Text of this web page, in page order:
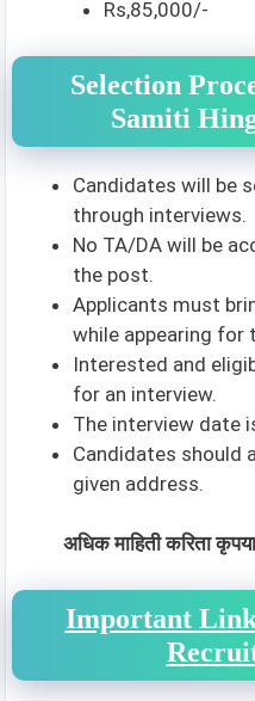
Rs,85,000/-
Selection
Samiti
Candidates will be
through interviews.
No TA/DA will be
the post.
Applicants must
while appearing for
Interested and
for an interview.
The interview date
Candidates should
given address.
अधिक माहिती करिता
Important